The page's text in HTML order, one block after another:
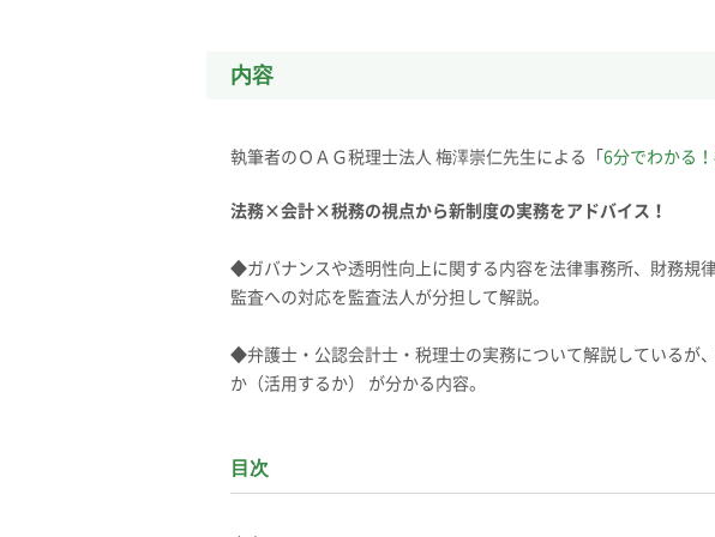
内容
執筆者のＯＡＧ税理士法人 梅澤崇仁先生による「6分でわかる
法務×会計×税務の視点から新制度の実務をアドバイス！
◆ガバナンスや透明性向上に関する内容を法律事務所、財務規
監査への対応を監査法人が分担して解説。
◆弁護士・公認会計士・税理士の実務について解説しているが
か（活用するか） が分かる内容。
目次